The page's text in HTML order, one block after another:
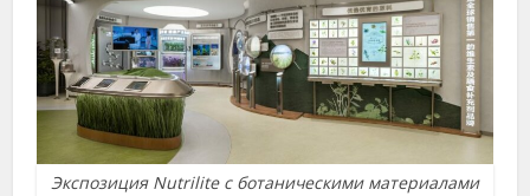
Экспозиция Nutrilite с ботаническими материалами